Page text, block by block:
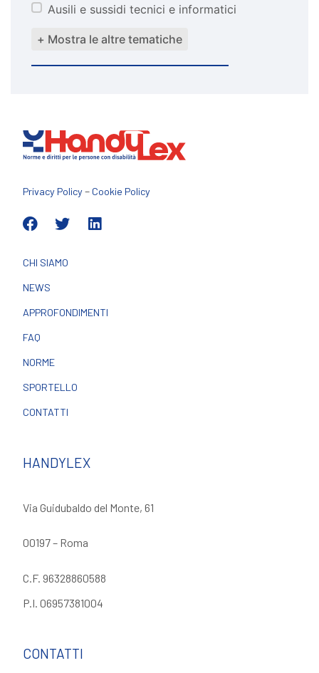
Ausili e sussidi tecnici e informatici
+ Mostra le altre tematiche
Privacy Policy– Cookie Policy
CHI SIAMO
NEWS
APPROFONDIMENTI
FAQ
NORME
SPORTELLO
CONTATTI
HANDYLEX
Via Guidubaldo del Monte, 61
00197 – Roma
C.F. 96328860588
P.I. 06957381004
CONTATTI